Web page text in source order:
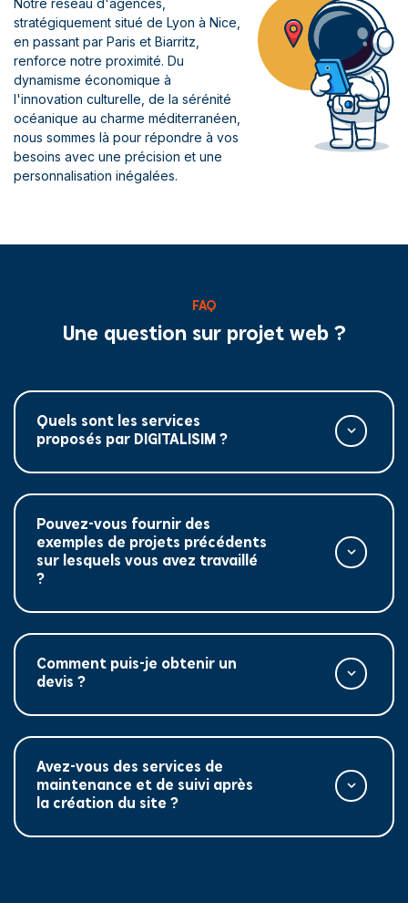
Notre réseau d'agences,
stratégiquement situé de Lyon à Nice,
en passant par Paris et Biarritz,
renforce notre proximité. Du
dynamisme économique à
l'innovation culturelle, de la sérénité
océanique au charme méditerranéen,
nous sommes là pour répondre à vos
besoins avec une précision et une
personnalisation inégalées.
FAQ
Une question sur projet web ?
Quels sont les services
proposés par DIGITALISIM ?
Pouvez-vous fournir des
exemples de projets précédents
sur lesquels vous avez travaillé
?
Comment puis-je obtenir un
devis ?
Avez-vous des services de
maintenance et de suivi après
la création du site ?